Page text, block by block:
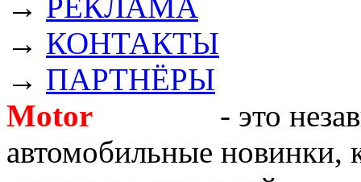
→ РЕКЛАМА
→ КОНТАКТЫ
→ ПАРТНЁРЫ
Motor
- это
автомобильные новинки,